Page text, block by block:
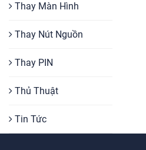
Thay Màn Hình
Thay Nút Nguồn
Thay PIN
Thủ Thuật
Tin Tức